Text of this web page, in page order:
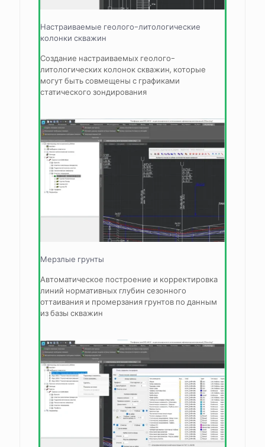
Настраиваемые геолого-литологические
колонки скважин
Создание настраиваемых геолого-
литологических колонок скважин, которые
могут быть совмещены с графиками
статического зондирования
Мерзлые грунты
Автоматическое построение и корректировка
линий нормативных глубин сезонного
оттаивания и промерзания грунтов по данным
из базы скважин